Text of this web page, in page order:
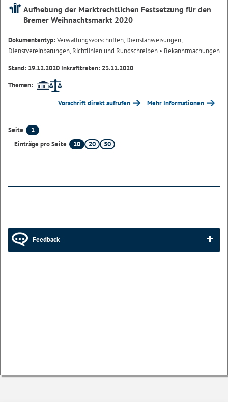
Aufhebung der Marktrechtlichen Festsetzung für den
Bremer Weihnachtsmarkt 2020
Dokumententyp:Verwaltungsvorschriften, Dienstanweisungen,
Dienstvereinbarungen, Richtlinien und Rundschreiben • Bekanntmachungen
Stand: 19.12.2020 Inkrafttreten: 23.11.2020
Themen:
Vorschrift direkt aufrufen Mehr Informationen
Seite
1
Einträge pro Seite
10 20 50
Feedback